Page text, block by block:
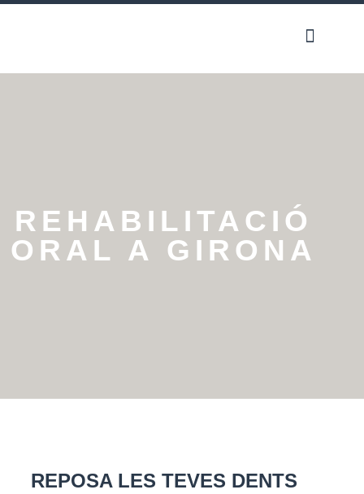
REHABILITACIÓ
ORAL A GIRONA
REPOSA LES TEVES DENTS